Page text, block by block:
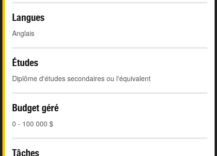
Langues
Anglais
Études
Diplôme d'études secondaires ou l'équivalent
Budget géré
0 - 100 000 $
Tâches